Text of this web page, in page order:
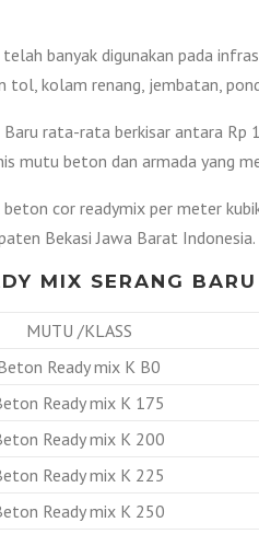
banyak digunakan pada
tol, kolam renang, jembatan,
rata-rata berkisar antara
mutu beton dan armada yang
cor readymix per meter
Bekasi Jawa Barat Indonesia.
MIX SERANG
MUTU /KLASS
Ready mix K B0
Ready mix K 175
Ready mix K 200
Ready mix K 225
Ready mix K 250